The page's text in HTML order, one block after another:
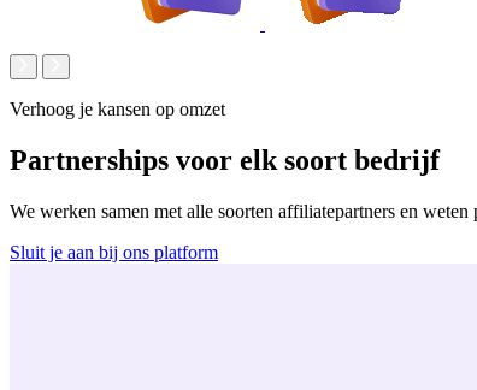
Verhoog je kansen op omzet
Partnerships voor elk soort bedrijf
We werken samen met alle soorten affiliatepartners en
Sluit je aan bij ons platform